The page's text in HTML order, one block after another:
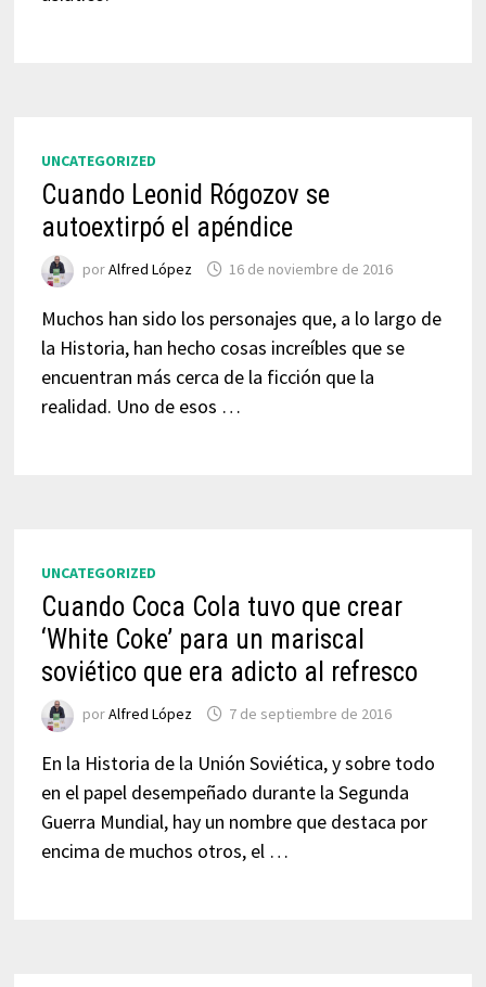
UNCATEGORIZED
Cuando Leonid Rógozov se
autoextirpó el apéndice
porAlfred López 16 de noviembre de 2016
Muchos han sido los personajes que, a lo largo de
la Historia, han hecho cosas increíbles que se
encuentran más cerca de la ficción que la
realidad. Uno de esos …
UNCATEGORIZED
Cuando Coca Cola tuvo que crear
‘White Coke’ para un mariscal
soviético que era adicto al refresco
porAlfred López 7 de septiembre de 2016
En la Historia de la Unión Soviética, y sobre todo
en el papel desempeñado durante la Segunda
Guerra Mundial, hay un nombre que destaca por
encima de muchos otros, el …